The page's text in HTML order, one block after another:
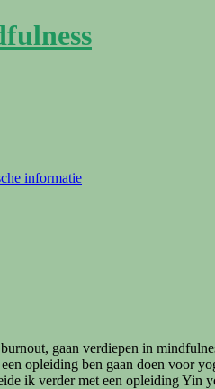
informatie
gaan verdiepen in
opleiding ben gaan doen voor
ik verder met een opleiding Yin